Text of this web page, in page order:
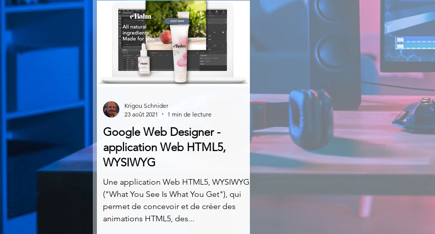
Google Web Designer -
application Web HTML5,
WYSIWYG
Une application Web HTML5, WYSIWYG
("What You See Is What You Get"), qui
permet de concevoir et de créer des
animations HTML5, des...
Krigou Schnider
23 août 2021
1 min de lecture